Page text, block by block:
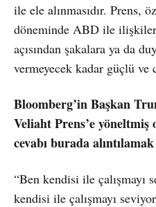
ile ele alınmasıdır. Prens,
döneminde ABD ile
açısından şakalara ya da
vermeyecek kadar güçlü
Bloomberg’in Başkan
Veliaht Prens’e
cevabı burada
“Ben kendisi ile çalışmayı
kendisi ile çalışmayı